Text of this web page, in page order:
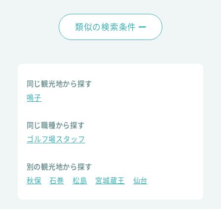
類似の検索条件
同じ観光地から探す
鳴子
同じ職種から探す
ゴルフ場スタッフ
別の観光地から探す
秋保
石巻 松島 宮城蔵王 仙台